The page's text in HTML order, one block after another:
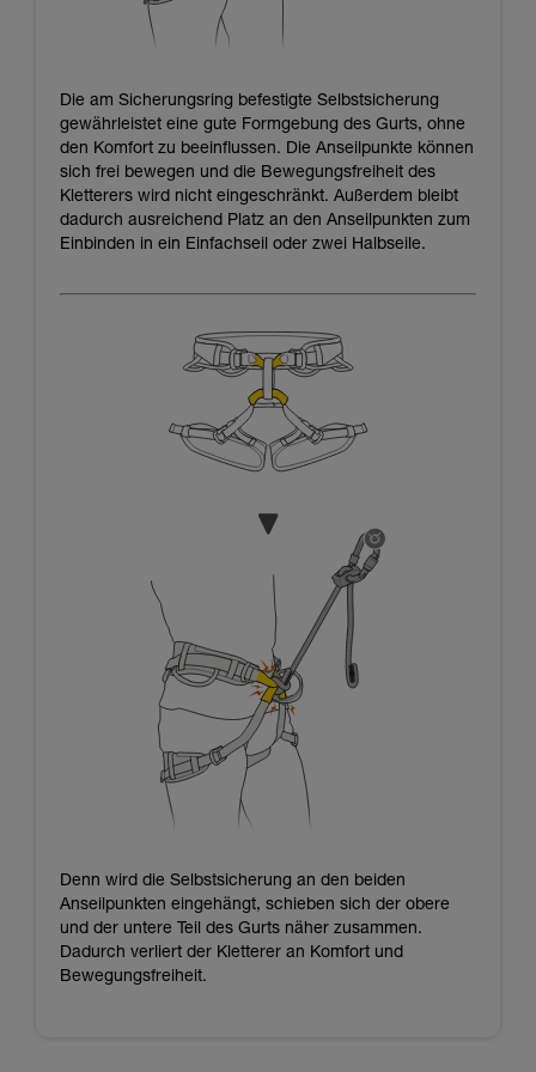
Die am Sicherungsring befestigte Selbstsicherung
gewährleistet eine gute Formgebung des Gurts, ohne
den Komfort zu beeinflussen. Die Anseilpunkte können
sich frei bewegen und die Bewegungsfreiheit des
Kletterers wird nicht eingeschränkt. Außerdem bleibt
dadurch ausreichend Platz an den Anseilpunkten zum
Einbinden in ein Einfachseil oder zwei Halbseile.
Denn wird die Selbstsicherung an den beiden
Anseilpunkten eingehängt, schieben sich der obere
und der untere Teil des Gurts näher zusammen.
Dadurch verliert der Kletterer an Komfort und
Bewegungsfreiheit.